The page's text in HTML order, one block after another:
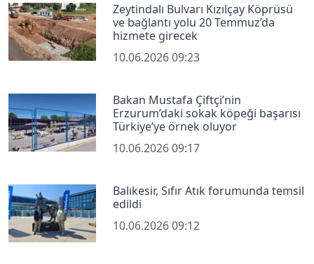
Zeytindalı Bulvarı Kızılçay Köprüsü
ve bağlantı yolu 20 Temmuz’da
hizmete girecek
10.06.2026 09:23
Bakan Mustafa Çiftçi’nin
Erzurum’daki sokak köpeği başarısı
Türkiye’ye örnek oluyor
10.06.2026 09:17
Balıkesir, Sıfır Atık forumunda temsil
edildi
10.06.2026 09:12